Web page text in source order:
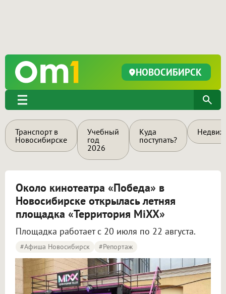
НОВОСИБИРСК
Транспорт в
Новосибирске
Учебный
год
2026
Куда
поступать?
Около кинотеатра «Победа» в
Новосибирске открылась летняя
площадка «Территория MiXX»
Площадка работает с 20 июля по 22 августа.
#Афиша Новосибирск #Репортаж